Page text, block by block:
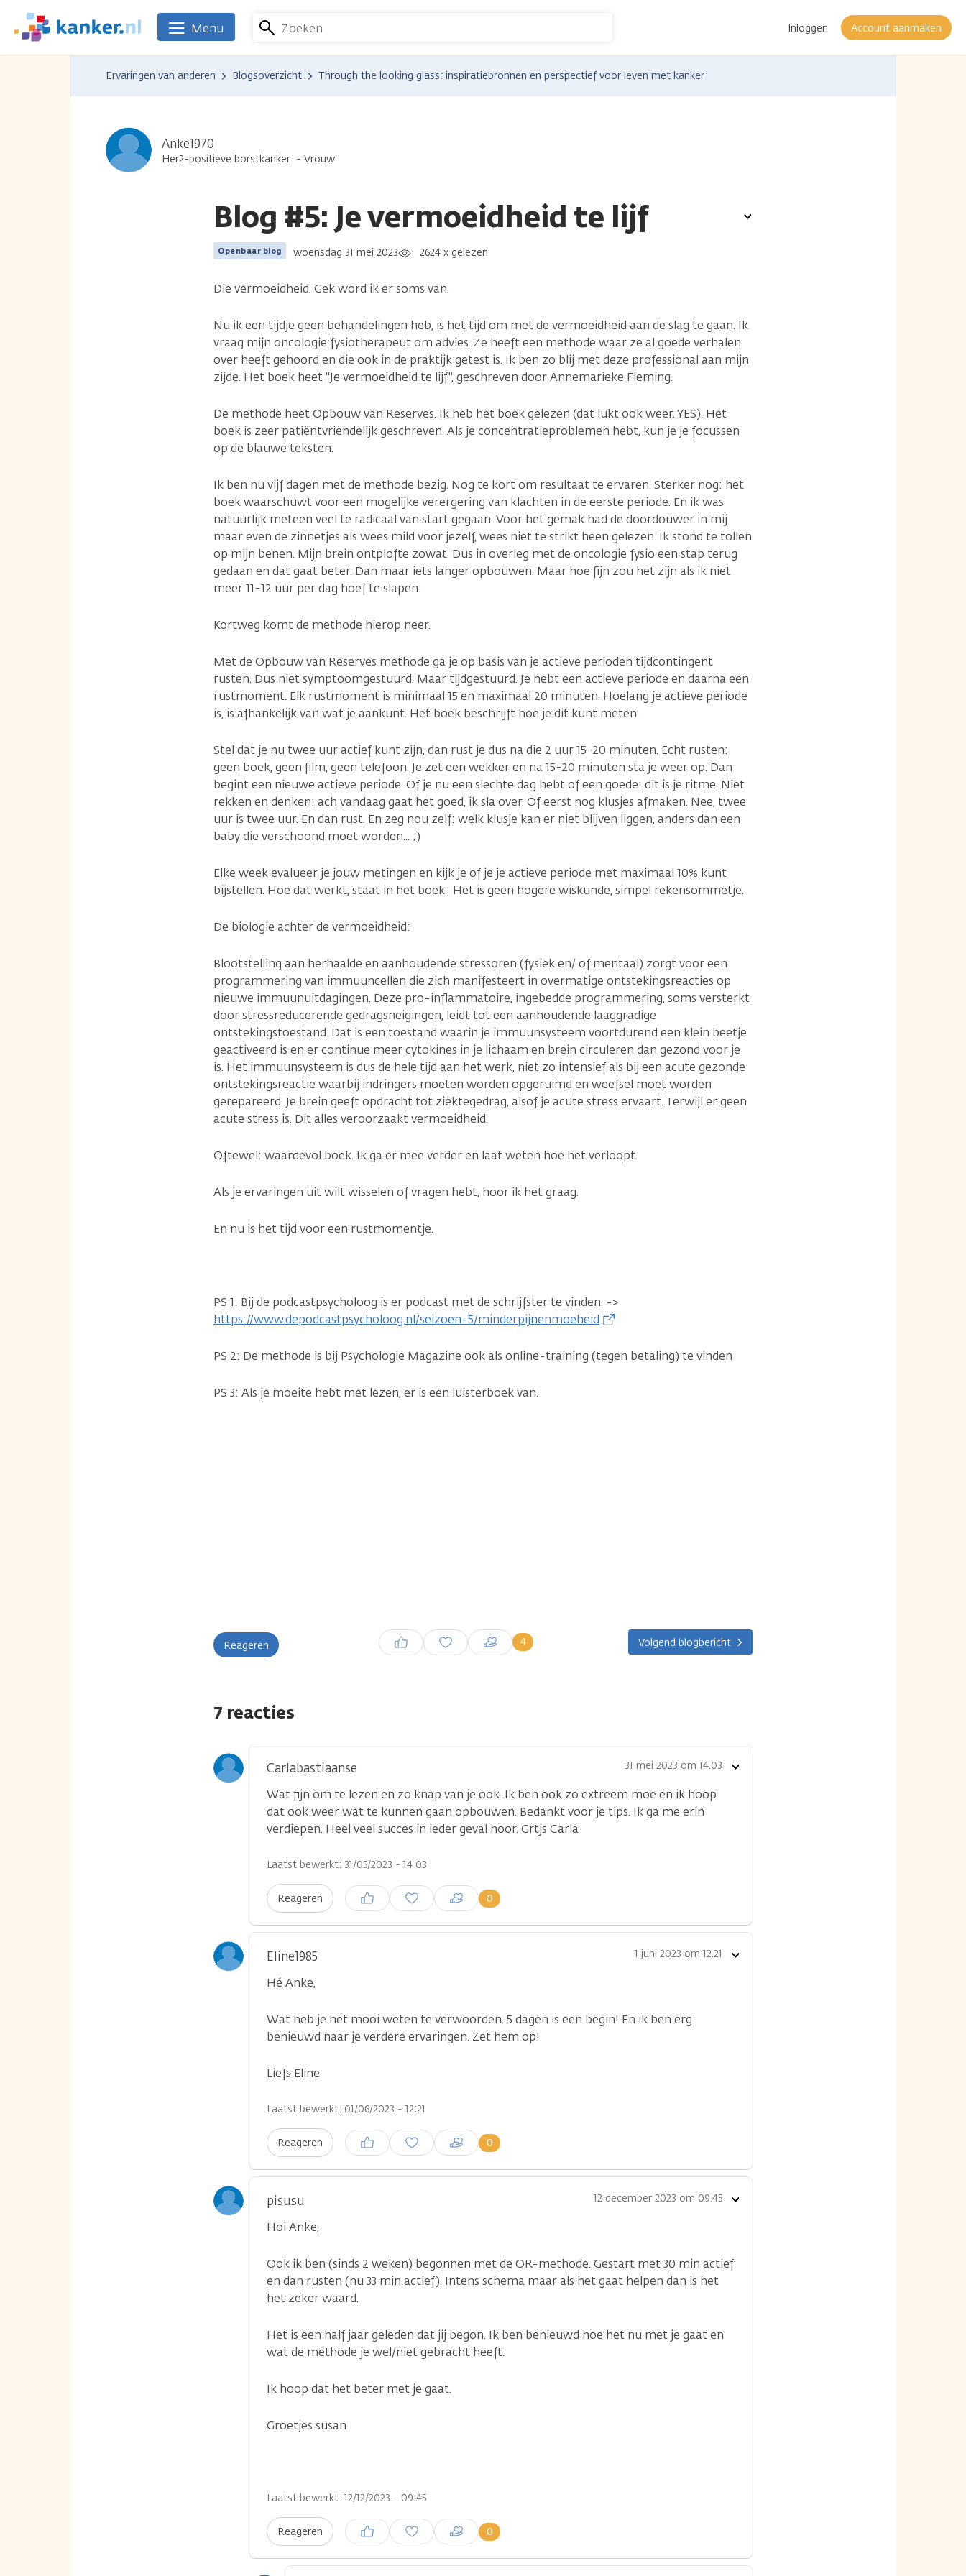
naar
We
zijn
Zoeken Inloggen Account aanmaken
Menu
Ervaringen van anderen Blogsoverzicht Through the looking glass: inspiratiebronnen en perspectief voor leven met kanker
Anke1970
Her2-positieve borstkanker Vrouw
Blog #5: Je vermoeidheid te lijf
Openbaar blog woensdag 31 mei 2023 2624 x gelezen
Die vermoeidheid. Gek word ik er soms van.
Nu ik een tijdje geen behandelingen heb, is het tijd om met de vermoeidheid aan de slag te gaan. Ik
vraag mijn oncologie fysiotherapeut om advies. Ze heeft een methode waar ze al goede verhalen
over heeft gehoord en die ook in de praktijk getest is. Ik ben zo blij met deze professional aan mijn
zijde. Het boek heet "Je vermoeidheid te lijf", geschreven door Annemarieke Fleming.
De methode heet Opbouw van Reserves. Ik heb het boek gelezen (dat lukt ook weer. YES). Het
boek is zeer patiëntvriendelijk geschreven. Als je concentratieproblemen hebt, kun je je focussen
op de blauwe teksten.
Ik ben nu vijf dagen met de methode bezig. Nog te kort om resultaat te ervaren. Sterker nog: het
boek waarschuwt voor een mogelijke verergering van klachten in de eerste periode. En ik was
natuurlijk meteen veel te radicaal van start gegaan. Voor het gemak had de doordouwer in mij
maar even de zinnetjes als wees mild voor jezelf, wees niet te strikt heen gelezen. Ik stond te tollen
op mijn benen. Mijn brein ontplofte zowat. Dus in overleg met de oncologie fysio een stap terug
gedaan en dat gaat beter. Dan maar iets langer opbouwen. Maar hoe fijn zou het zijn als ik niet
meer 11-12 uur per dag hoef te slapen.
Kortweg komt de methode hierop neer.
Met de Opbouw van Reserves methode ga je op basis van je actieve perioden tijdcontingent
rusten. Dus niet symptoomgestuurd. Maar tijdgestuurd. Je hebt een actieve periode en daarna een
rustmoment. Elk rustmoment is minimaal 15 en maximaal 20 minuten. Hoelang je actieve periode
is, is afhankelijk van wat je aankunt. Het boek beschrijft hoe je dit kunt meten.
Stel dat je nu twee uur actief kunt zijn, dan rust je dus na die 2 uur 15-20 minuten. Echt rusten:
geen boek, geen film, geen telefoon. Je zet een wekker en na 15-20 minuten sta je weer op. Dan
begint een nieuwe actieve periode. Of je nu een slechte dag hebt of een goede: dit is je ritme. Niet
rekken en denken: ach vandaag gaat het goed, ik sla over. Of eerst nog klusjes afmaken. Nee, twee
uur is twee uur. En dan rust. En zeg nou zelf: welk klusje kan er niet blijven liggen, anders dan een
baby die verschoond moet worden... ;)
Elke week evalueer je jouw metingen en kijk je of je je actieve periode met maximaal 10% kunt
bijstellen. Hoe dat werkt, staat in het boek. Het is geen hogere wiskunde, simpel rekensommetje.
De biologie achter de vermoeidheid:
Blootstelling aan herhaalde en aanhoudende stressoren (fysiek en/ of mentaal) zorgt voor een
programmering van immuuncellen die zich manifesteert in overmatige ontstekingsreacties op
nieuwe immuunuitdagingen. Deze pro-inflammatoire, ingebedde programmering, soms versterkt
door stressreducerende gedragsneigingen, leidt tot een aanhoudende laaggradige
ontstekingstoestand. Dat is een toestand waarin je immuunsysteem voortdurend een klein beetje
geactiveerd is en er continue meer cytokines in je lichaam en brein circuleren dan gezond voor je
is. Het immuunsysteem is dus de hele tijd aan het werk, niet zo intensief als bij een acute gezonde
ontstekingsreactie waarbij indringers moeten worden opgeruimd en weefsel moet worden
gerepareerd. Je brein geeft opdracht tot ziektegedrag, alsof je acute stress ervaart. Terwijl er geen
acute stress is. Dit alles veroorzaakt vermoeidheid.
Oftewel: waardevol boek. Ik ga er mee verder en laat weten hoe het verloopt.
Als je ervaringen uit wilt wisselen of vragen hebt, hoor ik het graag.
En nu is het tijd voor een rustmomentje.
PS 1: Bij de podcastpsycholoog is er podcast met de schrijfster te vinden. ->
https://www.depodcastpsycholoog.nl/seizoen-5/minderpijnenmoeheid
PS 2: De methode is bij Psychologie Magazine ook als online-training (tegen betaling) te vinden
PS 3: Als je moeite hebt met lezen, er is een luisterboek van.
Reageren 4
Inloggen om een reactie te
plaatsen
Volgend blogbericht
Toon
7 reacties
Carlabastiaanse 31 mei 2023 om 14.03
Wat fijn om te lezen en zo knap van je ook. Ik ben ook zo extreem moe en ik hoop
dat ook weer wat te kunnen gaan opbouwen. Bedankt voor je tips. Ik ga me erin
verdiepen. Heel veel succes in ieder geval hoor. Grtjs Carla
Laatst bewerkt: 31/05/2023 - 14:03
Reageren 0
Inloggen om een reactie te
plaatsen
Toon
Eline1985 1 juni 2023 om 12.21
Hé Anke,
Wat heb je het mooi weten te verwoorden. 5 dagen is een begin! En ik ben erg
benieuwd naar je verdere ervaringen. Zet hem op!
Liefs Eline
Laatst bewerkt: 01/06/2023 - 12:21
Reageren 0
Inloggen om een reactie te
plaatsen
Toon
pisusu 12 december 2023 om 09.45
Hoi Anke,
Ook ik ben (sinds 2 weken) begonnen met de OR-methode. Gestart met 30 min actief
en dan rusten (nu 33 min actief). Intens schema maar als het gaat helpen dan is het
het zeker waard.
Het is een half jaar geleden dat jij begon. Ik ben benieuwd hoe het nu met je gaat en
wat de methode je wel/niet gebracht heeft.
Ik hoop dat het beter met je gaat.
Groetjes susan
Laatst bewerkt: 12/12/2023 - 09:45
Reageren 0
Inloggen om een reactie te
plaatsen
Toon